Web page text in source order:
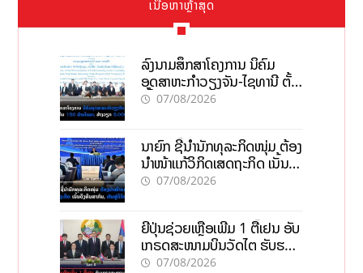
ເນື້ອຫາຫຼ້າສຸດ
ລົງນາມສຶກສາໂຄງການ ນິຄົມ
ອຸດສາຫະກຳວຽງຈັນ-ໄຊທານີ ຕັ້ງ
ເປົ້າດຶງທຶນ 150 ລ້ານໂດລາ, ສ້າງ
07/08/2026
ນາຍົກ ຊີ້ນຳນັກທຸລະກິດໜຸ່ມ ຕ້ອງ
ນຳໜ້າແກ້ວິກິດເສດຖະກິດ ເນັ້ນດຶງ
ທຶນສາກົນ, ຫັນສູ່ດິຈິຕອນ
07/08/2026
ຍີ່ປຸ່ນຊ່ວຍເຫຼືອເພີ່ມ 1 ຕື້ເຢນ ອັບ
ເກຣດສະໜາມບິນວັດໄຕ ຮັບຮອງ
ການເຕີບໂຕ
07/08/2026